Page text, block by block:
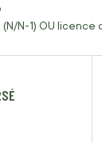
N-1) OU licence